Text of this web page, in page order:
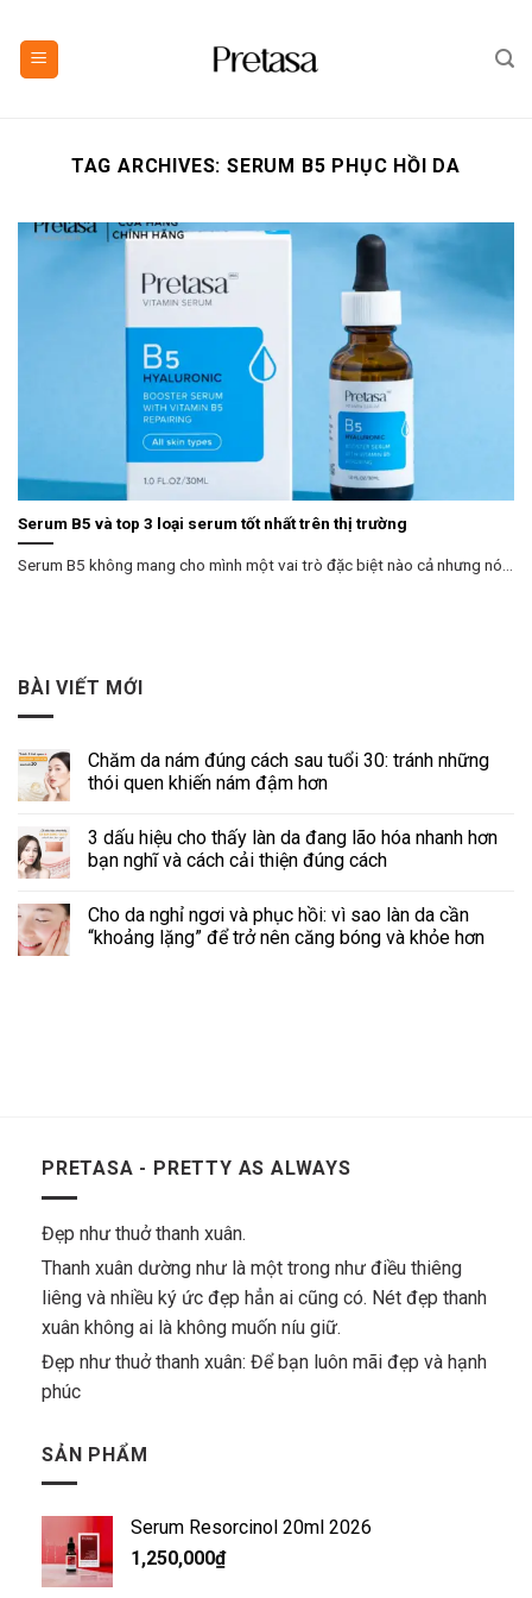
content
TAG ARCHIVES:SERUM B5 PHỤC HỒI DA
Serum B5 và top 3 loại serum tốt nhất trên thị trường
Serum B5 không mang cho mình một vai trò đặc biệt nào cả nhưng nó...
BÀI VIẾT MỚI
Chăm da nám đúng cách sau tuổi 30: tránh những
thói quen khiến nám đậm hơn
3 dấu hiệu cho thấy làn da đang lão hóa nhanh hơn
bạn nghĩ và cách cải thiện đúng cách
Cho da nghỉ ngơi và phục hồi: vì sao làn da cần
“khoảng lặng” để trở nên căng bóng và khỏe hơn
PRETASA - PRETTY AS ALWAYS
Đẹp như thuở thanh xuân.
Thanh xuân dường như là một trong như điều thiêng
liêng và nhiều ký ức đẹp hẳn ai cũng có. Nét đẹp thanh
xuân không ai là không muốn níu giữ.
Đẹp như thuở thanh xuân: Để bạn luôn mãi đẹp và hạnh
phúc
SẢN PHẨM
Serum Resorcinol 20ml 2026
1,250,000₫